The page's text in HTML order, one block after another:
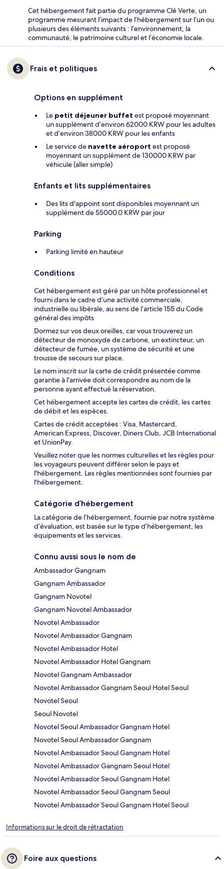
Cet hébergement fait partie du programme Clé Verte, un
programme mesurant l’impact de l’hébergement sur l’un ou
plusieurs des éléments suivants : l’environnement, la
communauté, le patrimoine culturel et l’économie locale.
Frais et politiques
Options en supplément
Le petit déjeuner buffet est proposé moyennant
un supplément d’environ 62000 KRW pour les adultes
et d’environ 38000 KRW pour les enfants
Le service de navette aéroport est proposé
moyennant un supplément de 130000 KRW par
véhicule (aller simple)
Enfants et lits supplémentaires
Des lits d'appoint sont disponibles moyennant un
supplément de 55000.0 KRW par jour
Parking
Parking limité en hauteur
Conditions
Cet hébergement est géré par un hôte professionnel et
fourni dans le cadre d’une activité commerciale,
industrielle ou libérale, au sens de l’article 155 du Code
général des impôts
Dormez sur vos deux oreilles, car vous trouverez un
détecteur de monoxyde de carbone, un extincteur, un
détecteur de fumée, un système de sécurité et une
trousse de secours sur place.
Le nom inscrit sur la carte de crédit présentée comme
garantie à l'arrivée doit correspondre au nom de la
personne ayant effectué la réservation.
Cet hébergement accepte les cartes de crédit, les cartes
de débit et les espèces.
Cartes de crédit acceptées : Visa, Mastercard,
American Express, Discover, Diners Club, JCB International
et UnionPay.
Veuillez noter que les normes culturelles et les règles pour
les voyageurs peuvent différer selon le pays et
l'hébergement. Les règles mentionnées sont fournies par
l'hébergement.
Catégorie d’hébergement
La catégorie de l’hébergement, fournie par notre système
d’évaluation, est basée sur le type d’hébergement, les
équipements et les services.
Connu aussi sous le nom de
Ambassador Gangnam
Gangnam Ambassador
Gangnam Novotel
Gangnam Novotel Ambassador
Novotel Ambassador
Novotel Ambassador Gangnam
Novotel Ambassador Hotel
Novotel Ambassador Hotel Gangnam
Novotel Gangnam Ambassador
Novotel Ambassador Gangnam Seoul Hotel Seoul
Novotel Seoul
Seoul Novotel
Novotel Seoul Ambassador Gangnam Hotel
Novotel Seoul Ambassador Gangnam
Novotel Ambassador Seoul Gangnam Hotel
Novotel Ambassador Gangnam Seoul Hotel
Novotel Ambassador Seoul Gangnam Hotel
Novotel Ambassador Seoul Gangnam Seoul
Novotel Ambassador Seoul Gangnam Hotel Seoul
Informations sur le droit de rétractation
Foire aux questions